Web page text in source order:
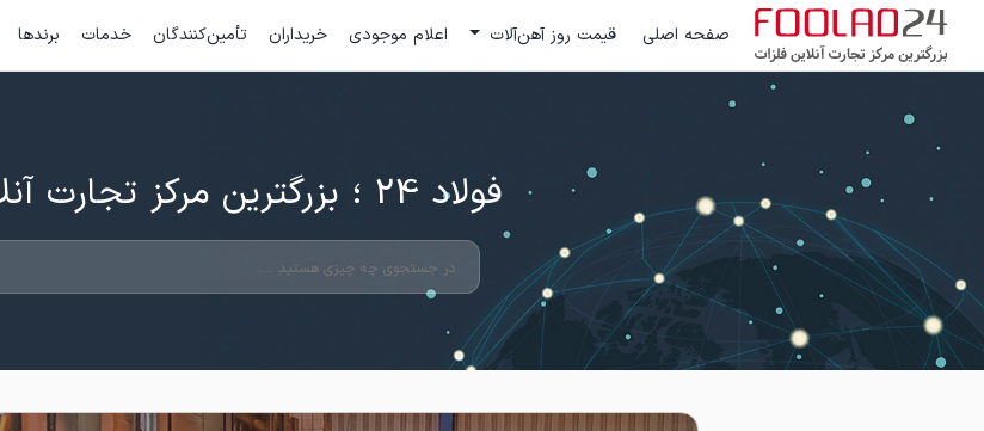
صفحه اصلی قیمت روز آهن‌آلات اعلام موجودی خریداران تأمین‌کنندگان خدمات برندها
فولاد 24 ؛ بزرگترین مرکز تجارت آنلاین فلزات